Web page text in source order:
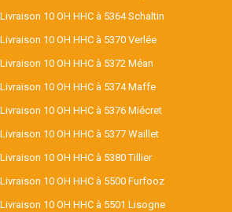
Livraison 10 OH HHC à 5364 Schaltin
Livraison 10 OH HHC à 5370 Verlée
Livraison 10 OH HHC à 5372 Méan
Livraison 10 OH HHC à 5374 Maffe
Livraison 10 OH HHC à 5376 Miécret
Livraison 10 OH HHC à 5377 Waillet
Livraison 10 OH HHC à 5380 Tillier
Livraison 10 OH HHC à 5500 Furfooz
Livraison 10 OH HHC à 5501 Lisogne